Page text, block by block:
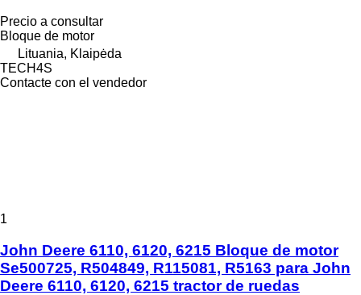
Precio a consultar
Bloque de motor
Lituania, Klaipėda
TECH4S
Contacte con el vendedor
1
John Deere 6110, 6120, 6215 Bloque de motor
Se500725, R504849, R115081, R5163 para John
Deere 6110, 6120, 6215 tractor de ruedas